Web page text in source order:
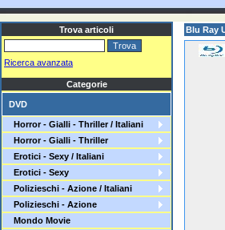
Trova articoli
Ricerca avanzata
Categorie
DVD
Horror - Gialli - Thriller / Italiani
Horror - Gialli - Thriller
Erotici - Sexy / Italiani
Erotici - Sexy
Polizieschi - Azione / Italiani
Polizieschi - Azione
Mondo Movie
Blu Ray